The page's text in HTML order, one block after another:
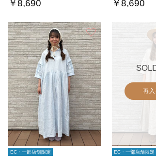
￥8,690 ￥8,690
に入り お気に入り
EC・一部店舗限定
再
EC・一部店舗限定